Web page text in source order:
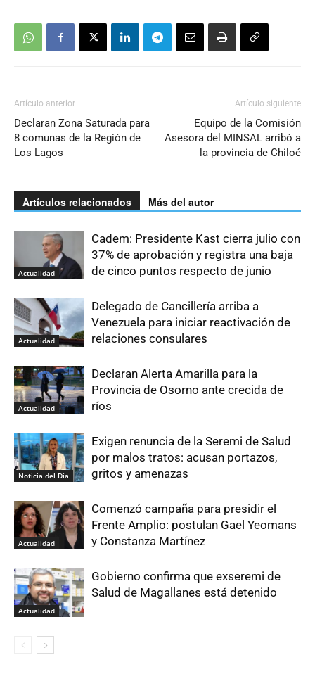
Artículo anterior
Declaran Zona Saturada para
8 comunas de la Región de
Los Lagos
Artículo siguiente
Equipo de la Comisión
Asesora del MINSAL arribó a
la provincia de Chiloé
Artículos relacionados Más del autor
Actualidad
Cadem: Presidente Kast cierra julio con
37% de aprobación y registra una baja
de cinco puntos respecto de junio
Actualidad
Delegado de Cancillería arriba a
Venezuela para iniciar reactivación de
relaciones consulares
Actualidad
Declaran Alerta Amarilla para la
Provincia de Osorno ante crecida de
ríos
Noticia del Día
Exigen renuncia de la Seremi de Salud
por malos tratos: acusan portazos,
gritos y amenazas
Actualidad
Comenzó campaña para presidir el
Frente Amplio: postulan Gael Yeomans
y Constanza Martínez
Actualidad
Gobierno confirma que exseremi de
Salud de Magallanes está detenido